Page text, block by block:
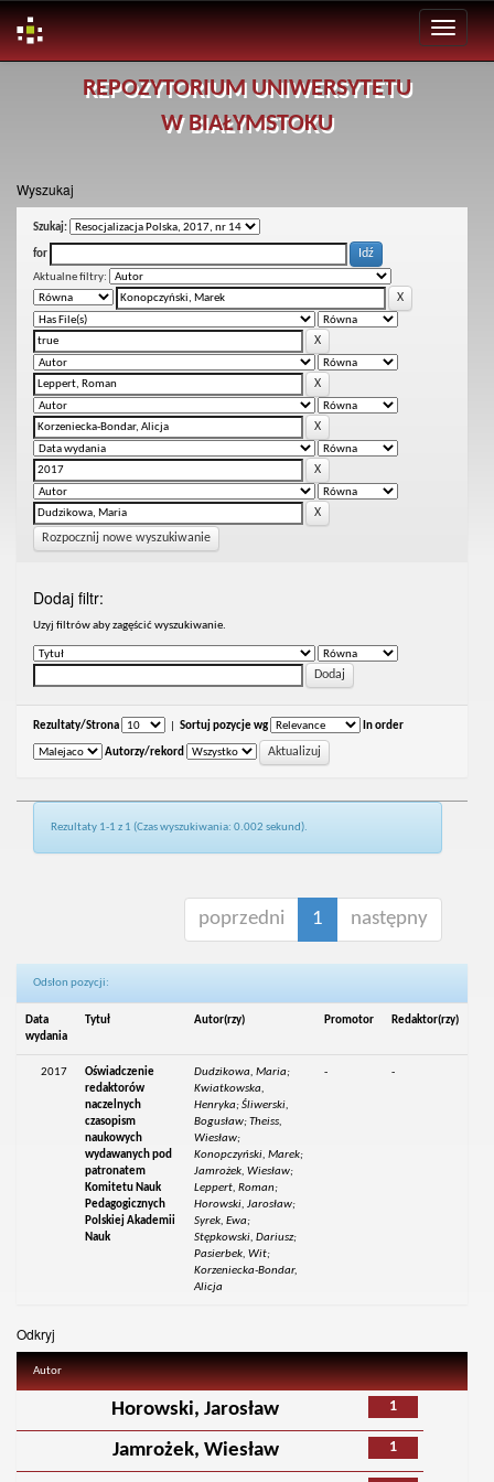
REPOZYTORIUM UNIWERSYTETU
W BIAŁYMSTOKU
Wyszukaj
Szukaj:
for
Aktualne filtry:
Rozpocznij nowe wyszukiwanie
Dodaj filtr:
Uzyj filtrów aby zagęścić wyszukiwanie.
Rezultaty/Strona Sortuj pozycje wg In order
Autorzy/rekord
Rezultaty 1-1 z 1 (Czas wyszukiwania: 0.002 sekund).
poprzedni 1 następny
Odsłon pozycji:
Data
wydania
Tytuł Autor(rzy) Promotor Redaktor(rzy)
2017
Oświadczenie
redaktorów
naczelnych
czasopism
naukowych
wydawanych pod
patronatem
Komitetu Nauk
Pedagogicznych
Polskiej Akademii
Nauk
Dudzikowa, Maria;
Kwiatkowska,
Henryka; Śliwerski,
Bogusław; Theiss,
Wiesław;
Konopczyński, Marek;
Jamrożek, Wiesław;
Leppert, Roman;
Horowski, Jarosław;
Syrek, Ewa;
Stępkowski, Dariusz;
Pasierbek, Wit;
Korzeniecka-Bondar,
Alicja
- -
Odkryj
Autor
1
Horowski, Jarosław
1
Jamrożek, Wiesław